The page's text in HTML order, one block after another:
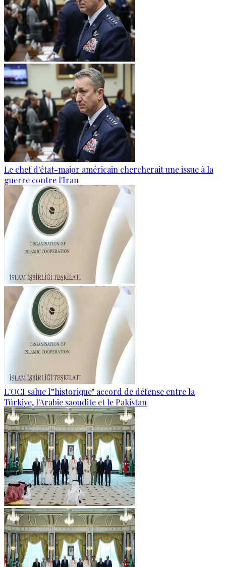
Le chef d'état-major américain chercherait une issue à la
guerre contre l'Iran
L'OCI salue l'"historique" accord de défense entre la
Türkiye, l'Arabie saoudite et le Pakistan